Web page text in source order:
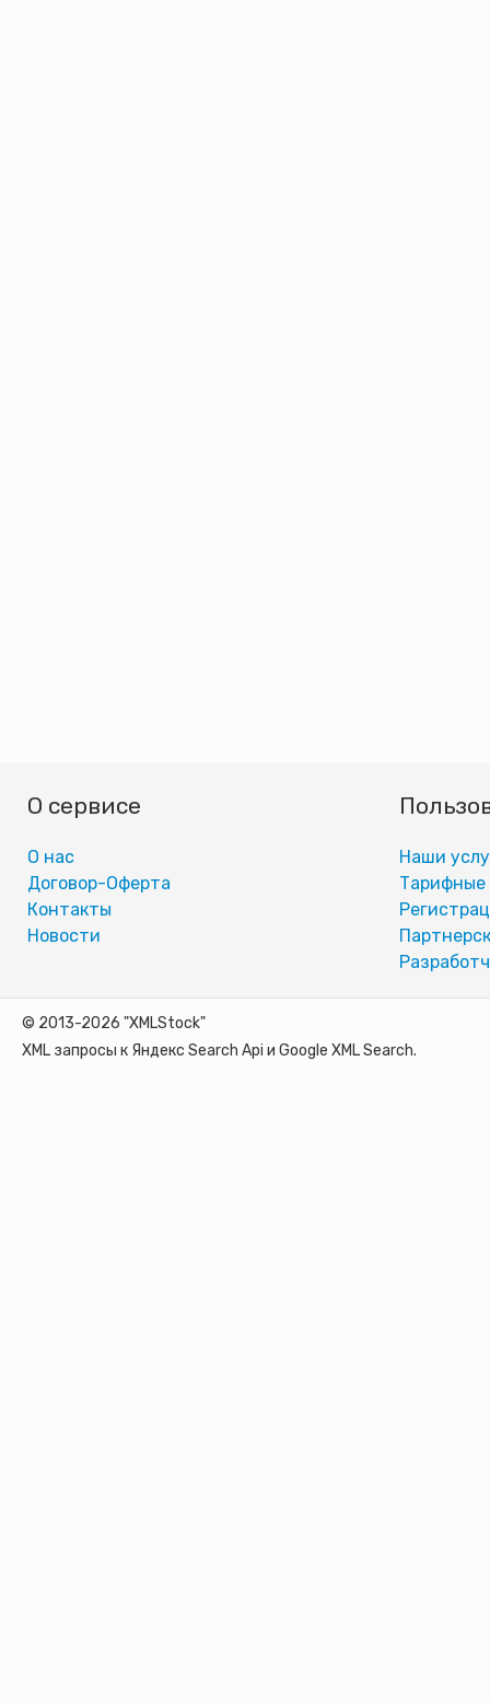
О сервисе
О нас
Договор-Оферта
Контакты
Новости
Наши
Тарифные
© 2013-2026 "XMLStock"
XML запросы к Яндекс Search Api и Google XML Search.